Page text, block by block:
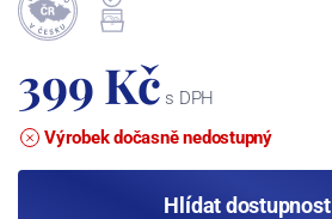
399 Kč s DPH
Výrobek dočasně nedostupný
Hlídat dostupnost